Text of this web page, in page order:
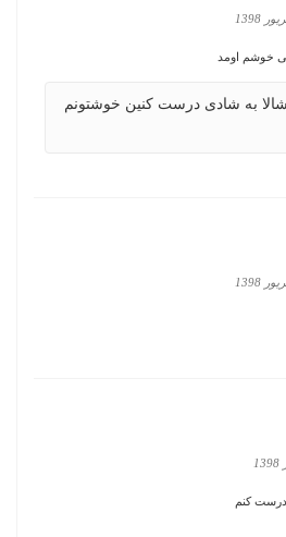
خوشم اومد
به شادی درست کنین خوشتونم
کنم